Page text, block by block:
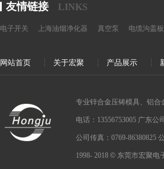
友情链接 LINKS
电子开关 上海油烟净化器 真空泵 电缆沟盖板
网站首页 关于宏聚 产品展示
专业锌合金压铸模具、铝
电话：13556753005 广东公
公司传真：0769-86380825
1998- 2018 © 东莞市宏聚电